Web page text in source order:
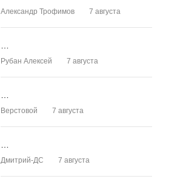
Александр Трофимов 7 августа
Рубан Алексей 7 августа
Верстовой 7 августа
Дмитрий-ДС 7 августа